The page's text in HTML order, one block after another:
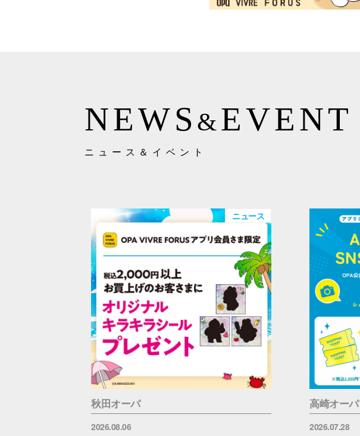
NEWS &EVENT
ニュース＆イベント
ニュース
秋田オーパ
2026.08.06
高崎オーパ
2026.07.28